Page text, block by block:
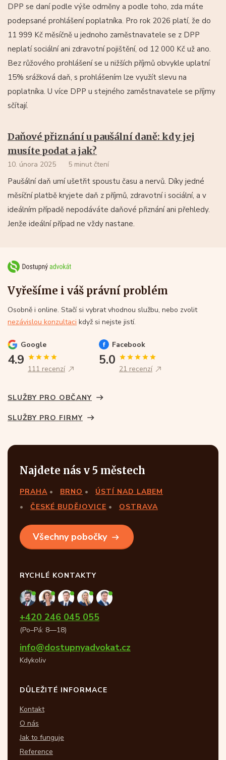
DPP se daní podle výše odměny a podle toho, zda máte
podepsané prohlášení poplatníka. Pro rok 2026 platí, že do
11 999 Kč měsíčně u jednoho zaměstnavatele se z DPP
neplatí sociální ani zdravotní pojištění, od 12 000 Kč už ano.
Bez růžového prohlášení se u nižších příjmů obvykle uplatní
15% srážková daň, s prohlášením lze využít slevu na
poplatníka. U více DPP u stejného zaměstnavatele se příjmy
sčítají.
Daňové přiznání u paušální daně: kdy jej
musíte podat a jak?
10. února 2025 5 minut čtení
Paušální daň umí ušetřit spoustu času a nervů. Díky jedné
měsíční platbě kryjete daň z příjmů, zdravotní i sociální, a v
ideálním případě nepodáváte daňové přiznání ani přehledy.
Jenže ideální případ ne vždy nastane.
Vyřešíme i váš právní problém
Osobně i online. Stačí si vybrat vhodnou službu, nebo zvolit
nezávislou konzultaci když si nejste jistí.
Google
4.9
111 recenzí
Facebook
5.0
21 recenzí
SLUŽBY PRO OBČANY
SLUŽBY PRO FIRMY
Najdete nás v 5 městech
PRAHA BRNO
ÚSTÍ NAD LABEM
ČESKÉ BUDĚJOVICE
OSTRAVA
Všechny pobočky
RYCHLÉ KONTAKTY
+420 246 045 055
(Po–Pá: 8—18)
info@dostupnyadvokat.cz
Kdykoliv
DŮLEŽITÉ INFORMACE
Kontakt
O nás
Jak to funguje
Reference